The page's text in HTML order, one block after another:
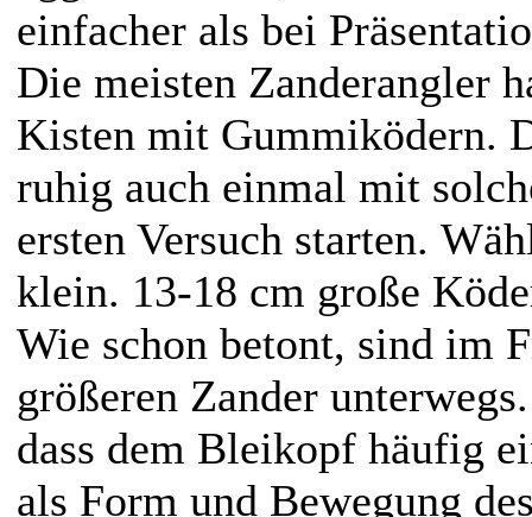
einfacher als bei
Die meisten Zanderangler
Kisten mit Gummiködern.
ruhig auch einmal mit
ersten Versuch starten.
klein. 13-18 cm große
Wie schon betont, sind im
größeren Zander
dass dem Bleikopf häufig
als Form und Bewegung